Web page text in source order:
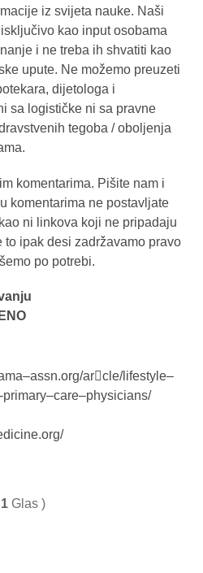
iz svijeta nauke. Naši
kao input osobama
i ne treba ih shvatiti kao
upute. Ne možemo preuzeti
dijetologa i
sa logističke ni sa pravne
tegoba / oboljenja
komentarima. Pišite nam i
komentarima ne postavljate
ni linkova koji ne pripadaju
ipak desi zadržavamo pravo
po potrebi.
ma–assn.org/arc e/l ifesty e–
primary–care–physicians/
dicine.org/
1 Glas )